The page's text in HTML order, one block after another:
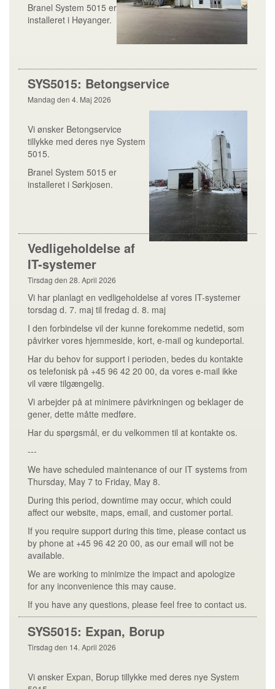
Branel System 5015 er
installeret i Høyanger.
SYS5015: Betongservice
Mandag den 4. Maj 2026
Vi ønsker Betongservice
tillykke med deres nye System
5015.
Branel System 5015 er
installeret i Sørkjosen.
Vedligeholdelse af
IT-systemer
Tirsdag den 28. April 2026
Vi har planlagt en vedligeholdelse af vores IT-systemer
torsdag d. 7. maj til fredag d. 8. maj
I den forbindelse vil der kunne forekomme nedetid, som
påvirker vores hjemmeside, kort, e-mail og kundeportal.
Har du behov for support i perioden, bedes du kontakte
os telefonisk på +45 96 42 20 00, da vores e-mail ikke
vil være tilgængelig.
Vi arbejder på at minimere påvirkningen og beklager de
gener, dette måtte medføre.
Har du spørgsmål, er du velkommen til at kontakte os.
---
We have scheduled maintenance of our IT systems from
Thursday, May 7 to Friday, May 8.
During this period, downtime may occur, which could
affect our website, maps, email, and customer portal.
If you require support during this time, please contact us
by phone at +45 96 42 20 00, as our email will not be
available.
We are working to minimize the impact and apologize
for any inconvenience this may cause.
If you have any questions, please feel free to contact us.
SYS5015: Expan, Borup
Tirsdag den 14. April 2026
Vi ønsker Expan, Borup tillykke med deres nye System